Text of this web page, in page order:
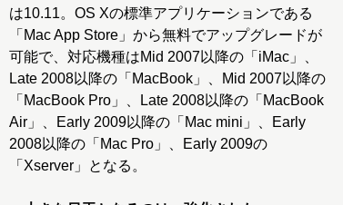
は10.11。OS Xの標準アプリケーションである
「Mac App Store」から無料でアップグレードが
可能で、対応機種はMid 2007以降の「iMac」、
Late 2008以降の「MacBook」、Mid 2007以降の
「MacBook Pro」、Late 2008以降の「MacBook
Air」、Early 2009以降の「Mac mini」、Early
2008以降の「Mac Pro」、Early 2009の
「Xserver」となる。